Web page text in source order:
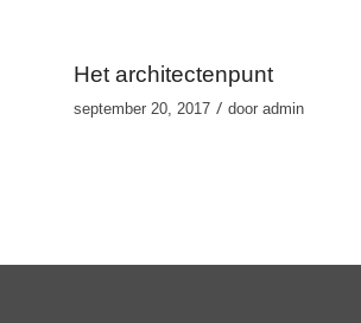
Het architectenpunt
september 20, 2017 / dooradmin